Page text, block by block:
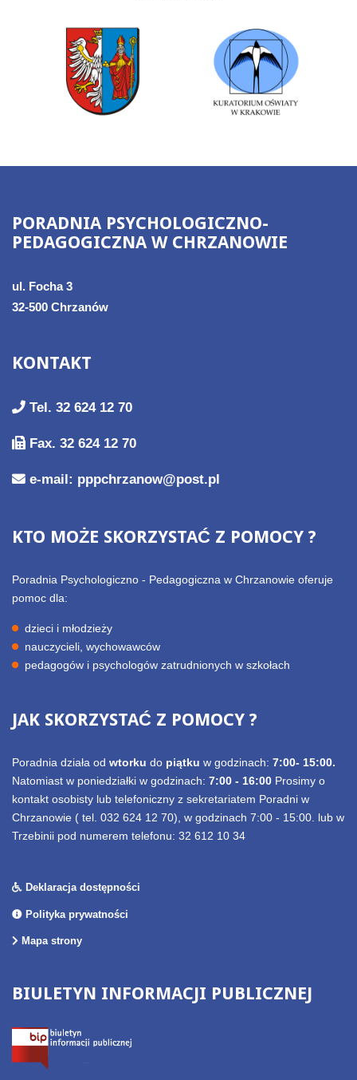
PORADNIA PSYCHOLOGICZNO-
PEDAGOGICZNA W CHRZANOWIE
ul. Focha 3
32-500 Chrzanów
KONTAKT
Tel. 32 624 12 70
Fax. 32 624 12 70
e-mail: pppchrzanow@post.pl
KTO MOŻE SKORZYSTAĆ Z POMOCY ?
Poradnia Psychologiczno - Pedagogiczna w Chrzanowie oferuje
pomoc dla:
dzieci i młodzieży
nauczycieli, wychowawców
pedagogów i psychologów zatrudnionych w szkołach
JAK SKORZYSTAĆ Z POMOCY ?
Poradnia działa od wtorku do piątku w godzinach: 7:00- 15:00.
Natomiast w poniedziałki w godzinach: 7:00 - 16:00 Prosimy o
kontakt osobisty lub telefoniczny z sekretariatem Poradni w
Chrzanowie ( tel. 032 624 12 70), w godzinach 7:00 - 15:00. lub w
Trzebinii pod numerem telefonu: 32 612 10 34
Deklaracja dostępności
Polityka prywatności
Mapa strony
BIULETYN INFORMACJI PUBLICZNEJ